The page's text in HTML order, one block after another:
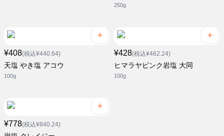
250g
¥408(税込¥440.64)
天塩 やき塩 アコウ
100g
¥428(税込¥462.24)
ヒマラヤピンク岩塩 大同
100g
¥778(税込¥840.24)